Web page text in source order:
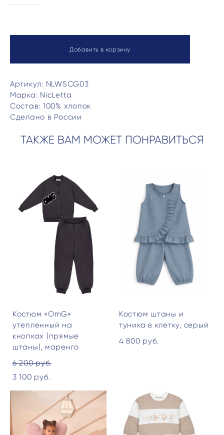
Добавить в корзину
Артикул: NLWSCG03
Марка: NicLetta
Состав: 100% хлопок
Сделано в России
ТАКЖЕ ВАМ МОЖЕТ ПОНРАВИТЬСЯ
Костюм «OmG»
утепленный на
кнопках (прямые
штаны), маренго
6 200 pуб.
3 100 pуб.
Костюм штаны и
туника в клетку, серый
4 800 pуб.